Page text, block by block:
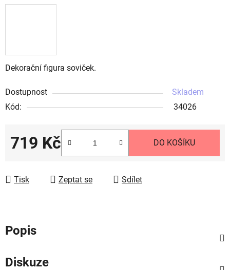
Dekorační figura soviček.
Dostupnost
Skladem
Kód:
34026
719 Kč DO KOŠÍKU
Tisk Zeptat se Sdílet
Popis
Diskuze